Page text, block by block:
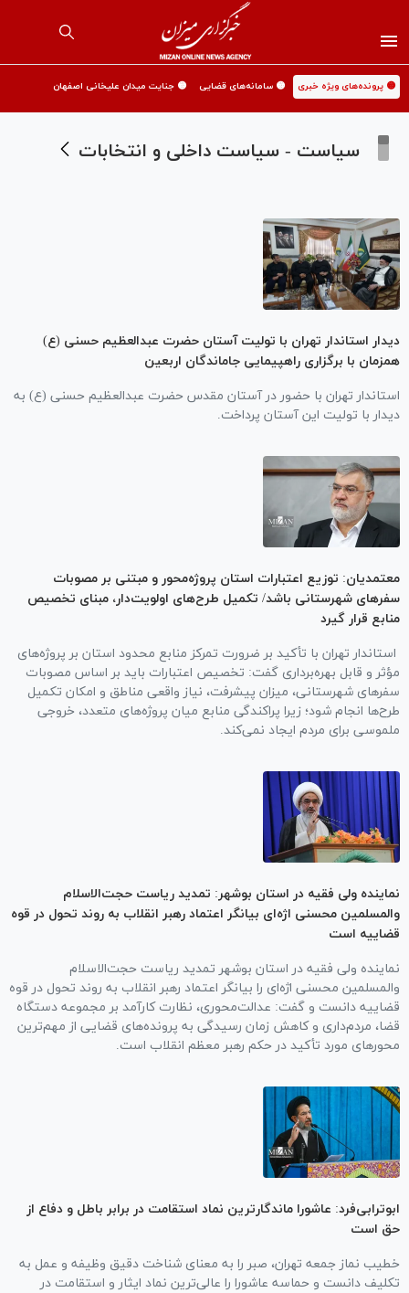
🟡 پرونده‌های ویژه خبری 🟡 سامانه‌های قضایی 🟡 جنایت میدان علیخانی اصفهان
سیاست - سیاست داخلی و انتخابات
دیدار استاندار تهران با تولیت آستان حضرت عبدالعظیم حسنی (ع)
همزمان با برگزاری راهپیمایی جاماندگان اربعین
استاندار تهران با حضور در آستان مقدس حضرت عبدالعظیم حسنی (ع) به
دیدار با تولیت این آستان پرداخت.
معتمدیان: توزیع اعتبارات استان پروژه‌محور و مبتنی بر مصوبات
سفر‌های شهرستانی باشد/ تکمیل طرح‌های اولویت‌دار، مبنای تخصیص
منابع قرار گیرد
استاندار تهران با تأکید بر ضرورت تمرکز منابع محدود استان بر پروژه‌های
مؤثر و قابل بهره‌برداری گفت: تخصیص اعتبارات باید بر اساس مصوبات
سفر‌های شهرستانی، میزان پیشرفت، نیاز واقعی مناطق و امکان تکمیل
طرح‌ها انجام شود؛ زیرا پراکندگی منابع میان پروژه‌های متعدد، خروجی
ملموسی برای مردم ایجاد نمی‌کند.
نماینده ولی فقیه در استان بوشهر: تمدید ریاست حجت‌الاسلام
والمسلمین محسنی اژه‌ای بیانگر اعتماد رهبر انقلاب به روند تحول در قوه
قضاییه است
نماینده ولی فقیه در استان بوشهر تمدید ریاست حجت‌الاسلام
والمسلمین محسنی اژه‌ای را بیانگر اعتماد رهبر انقلاب به روند تحول در قوه
قضاییه دانست و گفت: عدالت‌محوری، نظارت کارآمد بر مجموعه دستگاه
قضا، مردم‌داری و کاهش زمان رسیدگی به پرونده‌های قضایی از مهم‌ترین
محور‌های مورد تأکید در حکم رهبر معظم انقلاب است.
ابوترابی‌فرد: عاشورا ماندگارترین نماد استقامت در برابر باطل و دفاع از
حق است
خطیب نماز جمعه تهران، صبر را به معنای شناخت دقیق وظیفه و عمل به
تکلیف دانست و حماسه عاشورا را عالی‌ترین نماد ایثار و استقامت در